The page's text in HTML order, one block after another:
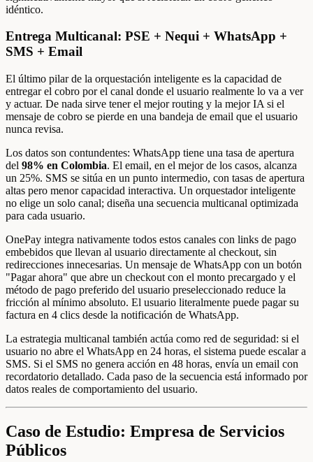
idéntico.
Entrega Multicanal: PSE + Nequi + WhatsApp +
SMS + Email
El último pilar de la orquestación inteligente es la capacidad de
entregar el cobro por el canal donde el usuario realmente lo va a ver
y actuar. De nada sirve tener el mejor routing y la mejor IA si el
mensaje de cobro se pierde en una bandeja de email que el usuario
nunca revisa.
Los datos son contundentes: WhatsApp tiene una tasa de apertura
del 98% en Colombia. El email, en el mejor de los casos, alcanza
un 25%. SMS se sitúa en un punto intermedio, con tasas de apertura
altas pero menor capacidad interactiva. Un orquestador inteligente
no elige un solo canal; diseña una secuencia multicanal optimizada
para cada usuario.
OnePay integra nativamente todos estos canales con links de pago
embebidos que llevan al usuario directamente al checkout, sin
redirecciones innecesarias. Un mensaje de WhatsApp con un botón
"Pagar ahora" que abre un checkout con el monto precargado y el
método de pago preferido del usuario preseleccionado reduce la
fricción al mínimo absoluto. El usuario literalmente puede pagar su
factura en 4 clics desde la notificación de WhatsApp.
La estrategia multicanal también actúa como red de seguridad: si el
usuario no abre el WhatsApp en 24 horas, el sistema puede escalar a
SMS. Si el SMS no genera acción en 48 horas, envía un email con
recordatorio detallado. Cada paso de la secuencia está informado por
datos reales de comportamiento del usuario.
Caso de Estudio: Empresa de Servicios
Públicos